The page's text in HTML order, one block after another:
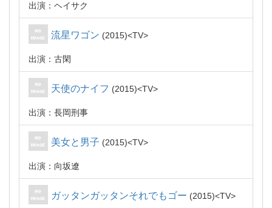
出演：ヘイサク
流星ワゴン 2015 TV
出演：古閑
天使のナイフ 2015 TV
出演：長岡刑事
美女と男子 2015 TV
出演：向坂遼
ガッタンガッタンそれでもゴー 2015 TV